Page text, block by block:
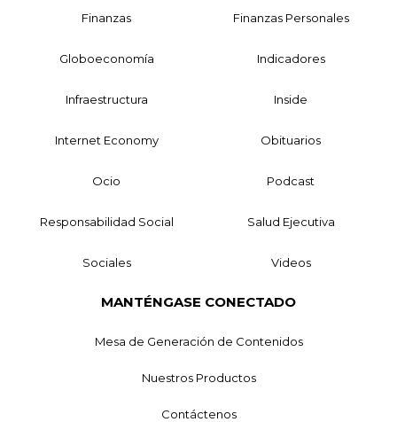
Finanzas Finanzas Personales
Globoeconomía Indicadores
Infraestructura Inside
Internet Economy Obituarios
Ocio Podcast
Responsabilidad Social Salud Ejecutiva
Sociales Videos
MANTÉNGASE CONECTADO
Mesa de Generación de Contenidos
Nuestros Productos
Contáctenos